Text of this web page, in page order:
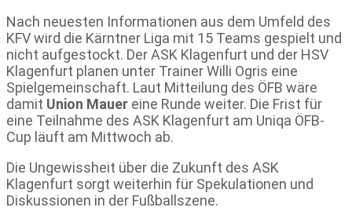
Nach neuesten Informationen aus dem Umfeld des
KFV wird die Kärntner Liga mit 15 Teams gespielt und
nicht aufgestockt. Der ASK Klagenfurt und der HSV
Klagenfurt planen unter Trainer Willi Ogris eine
Spielgemeinschaft. Laut Mitteilung des ÖFB wäre
damit Union Mauer eine Runde weiter. Die Frist für
eine Teilnahme des ASK Klagenfurt am Uniqa ÖFB-
Cup läuft am Mittwoch ab.
Die Ungewissheit über die Zukunft des ASK
Klagenfurt sorgt weiterhin für Spekulationen und
Diskussionen in der Fußballszene​.